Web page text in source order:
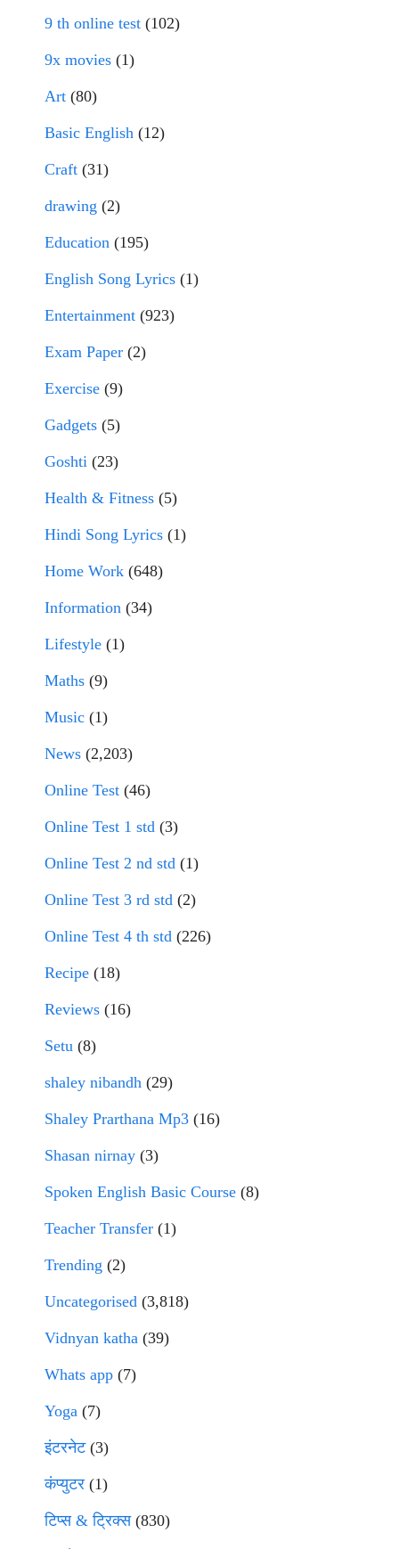
9 th online test (102)
9x movies (1)
Art (80)
Basic English (12)
Craft (31)
drawing (2)
Education (195)
English Song Lyrics (1)
Entertainment (923)
Exam Paper (2)
Exercise (9)
Gadgets (5)
Goshti (23)
Health & Fitness (5)
Hindi Song Lyrics (1)
Home Work (648)
Information (34)
Lifestyle (1)
Maths (9)
Music (1)
News (2,203)
Online Test (46)
Online Test 1 std (3)
Online Test 2 nd std (1)
Online Test 3 rd std (2)
Online Test 4 th std (226)
Recipe (18)
Reviews (16)
Setu (8)
shaley nibandh (29)
Shaley Prarthana Mp3 (16)
Shasan nirnay (3)
Spoken English Basic Course (8)
Teacher Transfer (1)
Trending (2)
Uncategorised (3,818)
Vidnyan katha (39)
Whats app (7)
Yoga (7)
इंटरनेट(3)
कंप्युटर (1)
टिप्स & ट्रिक्स(830)